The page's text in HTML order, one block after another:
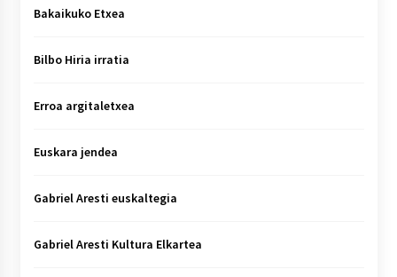
Bakaikuko Etxea
Bilbo Hiria irratia
Erroa argitaletxea
Euskara jendea
Gabriel Aresti euskaltegia
Gabriel Aresti Kultura Elkartea